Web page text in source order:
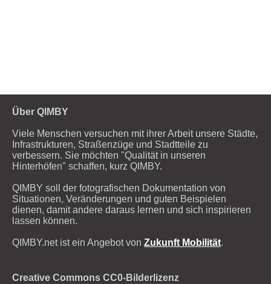
Über QIMBY
Viele Menschen versuchen mit ihrer Arbeit unsere Städte,
Infrastrukturen, Straßenzüge und Stadtteile zu
verbessern. Sie möchten "Qualität in unseren
Hinterhöfen" schaffen, kurz QIMBY.
QIMBY soll der fotografischen Dokumentation von
Situationen, Veränderungen und guten Beispielen
dienen, damit andere daraus lernen und sich inspirieren
lassen können.
QIMBY.net ist ein Angebot von Zukunft Mobilität.
Creative Commons CC0-Bilderlizenz